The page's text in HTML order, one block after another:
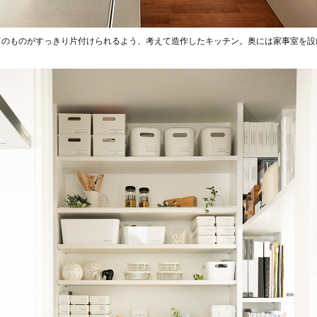
ものがすっきり片付けられるよう、考えて造作したキッチン。奥には家事室を